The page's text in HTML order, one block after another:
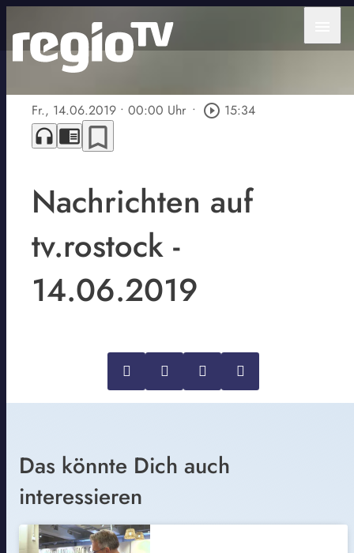
Fr., 14.06.2019 • 00:00 Uhr • play_circle_outline 15:34
headphones chrome_reader_mode bookmark_border
Nachrichten auf
tv.rostock -
14.06.2019
Das könnte Dich auch
interessieren